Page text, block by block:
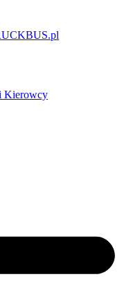
Kierowcy